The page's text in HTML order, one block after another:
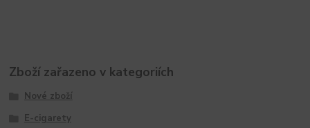
Zboží zařazeno v kategoriích
Nové zboží
E-cigarety